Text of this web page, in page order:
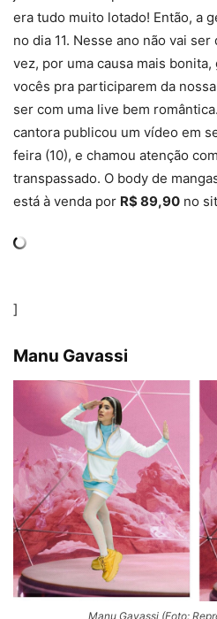
era tudo muito lotado! Então, a
no dia 11. Nesse ano não vai
vez, por uma causa mais
vocês pra participarem da
ser com uma live bem
cantora publicou um vídeo em
feira (10), e chamou atenção
transpassado. O body de
está à venda por R$ 89,90 no
]
Manu Gavassi
Manu Gavassi (Foto: